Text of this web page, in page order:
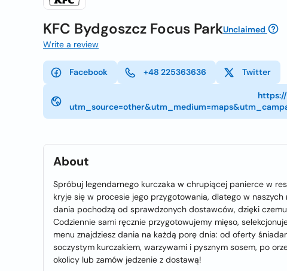
KFC Bydgoszcz Focus ParkUnclaimed
Write a review
Facebook +48 225363636 Twitter
About
Spróbuj legendarnego kurczaka w chrupiącej panierce w
kryje się w procesie jego przygotowania, dlatego w
dania pochodzą od sprawdzonych dostawców, dzięki
Codziennie sami ręcznie przygotowujemy mięso,
menu znajdziesz dania na każdą porę dnia: od oferty
soczystym kurczakiem, warzywami i pysznym sosem, po
okolicy lub zamów jedzenie z dostawą!